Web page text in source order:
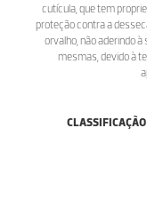
cutícula, que tem
proteção contra a
orvalho, não aderindo
mesmas, devido à
CLASSIFICAÇÃO